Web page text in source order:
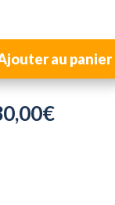
au panier
€